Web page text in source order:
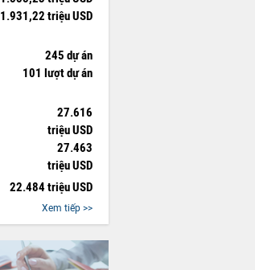
1.931,22 triệu USD
245 dự án
101 lượt dự án
27.616
triệu USD
27.463
triệu USD
22.484 triệu USD
Xem tiếp >>